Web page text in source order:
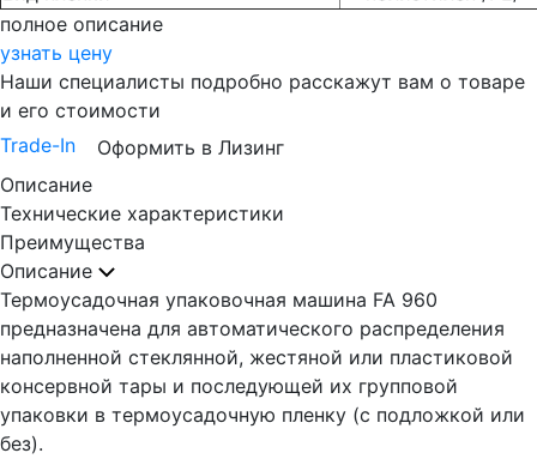
полное описание
узнать цену
Наши специалисты подробно расскажут вам о товаре
и его стоимости
Trade-In
Оформить в Лизинг
Описание
Технические характеристики
Преимущества
Описание
Термоусадочная упаковочная машина FA 960
предназначена для автоматического распределения
наполненной стеклянной, жестяной или пластиковой
консервной тары и последующей их групповой
упаковки в термоусадочную пленку (с подложкой или
без).